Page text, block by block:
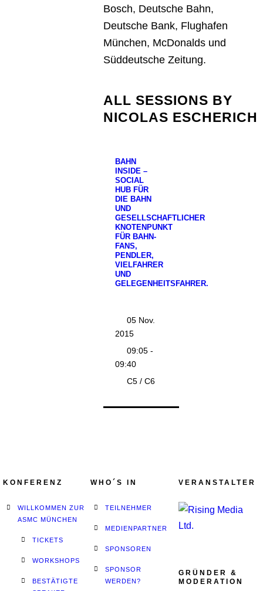
Bosch, Deutsche Bahn,
Deutsche Bank, Flughafen
München, McDonalds und
Süddeutsche Zeitung.
ALL SESSIONS BY
NICOLAS ESCHERICH
BAHN
INSIDE –
SOCIAL
HUB FÜR
DIE BAHN
UND
GESELLSCHAFTLICHER
KNOTENPUNKT
FÜR BAHN-
FANS,
PENDLER,
VIELFAHRER
UND
GELEGENHEITSFAHRER.
05 Nov.
2015
09:05 -
09:40
C5 / C6
KONFERENZ
WILLKOMMEN ZUR
ASMC MÜNCHEN
TICKETS
WORKSHOPS
BESTÄTIGTE
WHO´S IN
TEILNEHMER
MEDIENPARTNER
SPONSOREN
SPONSOR
WERDEN?
VERANSTALTER
GRÜNDER &
MODERATION